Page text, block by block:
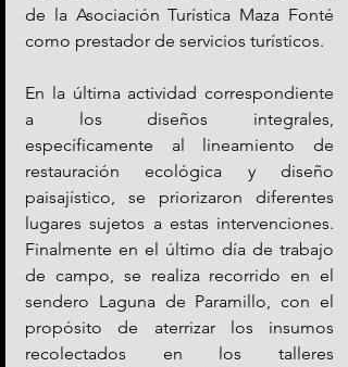
de la Asociación Turística Maza Fonté
como prestador de servicios turísticos.
En la última actividad correspondiente
a los diseños integrales,
específicamente al lineamiento de
restauración ecológica y diseño
paisajístico, se priorizaron diferentes
lugares sujetos a estas intervenciones.
Finalmente en el último día de trabajo
de campo, se realiza recorrido en el
sendero Laguna de Paramillo, con el
propósito de aterrizar los insumos
recolectados en los talleres